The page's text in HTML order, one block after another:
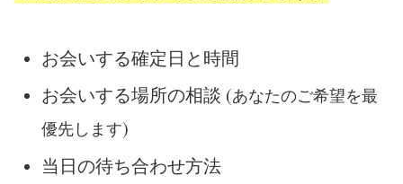
お会いする確定日と時間
お会いする場所の相談 (あなたのご希望を最
優先します)
当日の待ち合わせ方法